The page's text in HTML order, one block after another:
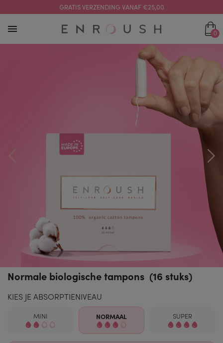
GRATIS VERZENDING VANAF €25,00
0
Normale biologische tampons (16 stuks)
KIES JE ABSORPTIENIVEAU
MINI NORMAAL SUPER